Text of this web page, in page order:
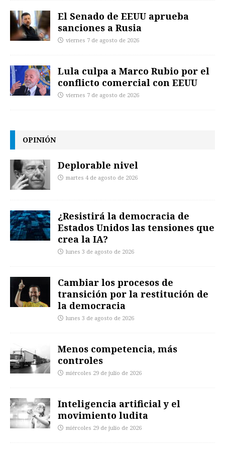
El Senado de EEUU aprueba
sanciones a Rusia
viernes 7 de agosto de 2026
Lula culpa a Marco Rubio por el
conflicto comercial con EEUU
viernes 7 de agosto de 2026
OPINIÓN
Deplorable nivel
martes 4 de agosto de 2026
¿Resistirá la democracia de
Estados Unidos las tensiones que
crea la IA?
lunes 3 de agosto de 2026
Cambiar los procesos de
transición por la restitución de
la democracia
lunes 3 de agosto de 2026
Menos competencia, más
controles
miércoles 29 de julio de 2026
Inteligencia artificial y el
movimiento ludita
miércoles 29 de julio de 2026